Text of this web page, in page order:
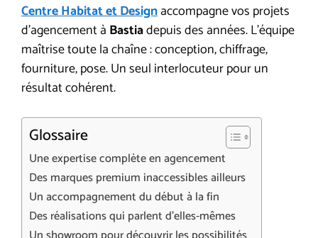
Centre Habitat et Designaccompagne vos projets
d’agencement à Bastiadepuis des années. L’équipe
maîtrise toute la chaîne : conception, chiffrage,
fourniture, pose. Un seul interlocuteur pour un
résultat cohérent.
Glossaire
Une expertise complète en agencement
Des marques premium inaccessibles ailleurs
Un accompagnement du début à la fin
Des réalisations qui parlent d’elles-mêmes